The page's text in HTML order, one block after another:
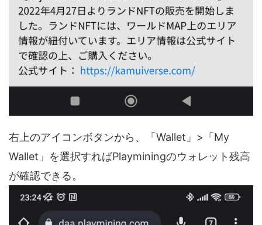
右上のアイコンボタンから、「Wallet」>「My
Wallet」を選択すればPlayminingのウォレット残高
が確認できる。